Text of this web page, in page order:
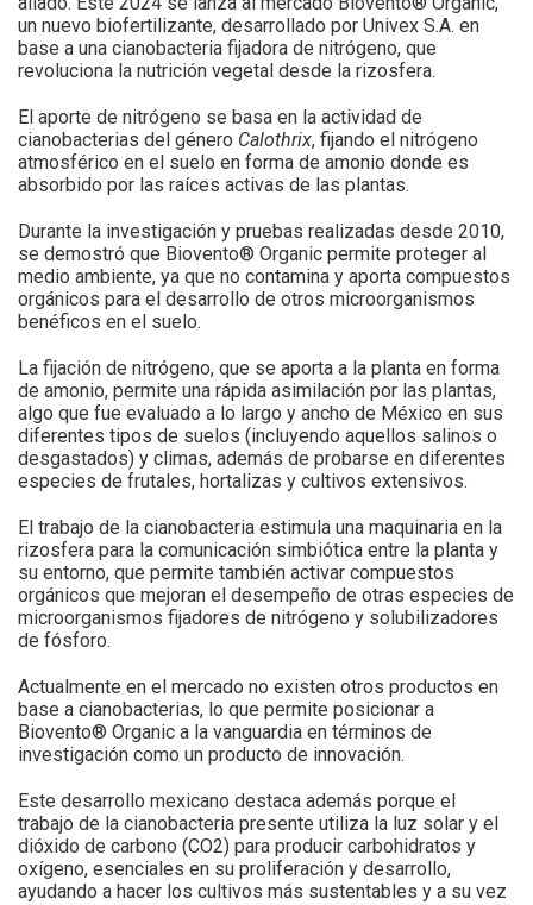
un nuevo biofertilizante, desarrollado por Univex S.A. en
base a una cianobacteria fijadora de nitrógeno, que
revoluciona la nutrición vegetal desde la rizosfera.
El aporte de nitrógeno se basa en la actividad de
cianobacterias del género Calothrix, fijando el nitrógeno
atmosférico en el suelo en forma de amonio donde es
absorbido por las raíces activas de las plantas.
Durante la investigación y pruebas realizadas desde 2010,
se demostró que Biovento® Organic permite proteger al
medio ambiente, ya que no contamina y aporta compuestos
orgánicos para el desarrollo de otros microorganismos
benéficos en el suelo.
La fijación de nitrógeno, que se aporta a la planta en forma
de amonio, permite una rápida asimilación por las plantas,
algo que fue evaluado a lo largo y ancho de México en sus
diferentes tipos de suelos (incluyendo aquellos salinos o
desgastados) y climas, además de probarse en diferentes
especies de frutales, hortalizas y cultivos extensivos.
El trabajo de la cianobacteria estimula una maquinaria en la
rizosfera para la comunicación simbiótica entre la planta y
su entorno, que permite también activar compuestos
orgánicos que mejoran el desempeño de otras especies de
microorganismos fijadores de nitrógeno y solubilizadores
de fósforo.
Actualmente en el mercado no existen otros productos en
base a cianobacterias, lo que permite posicionar a
Biovento® Organic a la vanguardia en términos de
investigación como un producto de innovación.
Este desarrollo mexicano destaca además porque el
trabajo de la cianobacteria presente utiliza la luz solar y el
dióxido de carbono (CO2) para producir carbohidratos y
oxígeno, esenciales en su proliferación y desarrollo,
ayudando a hacer los cultivos más sustentables y a su vez